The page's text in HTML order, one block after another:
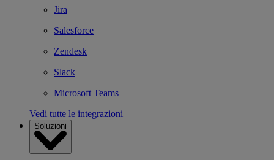
Jira
Salesforce
Zendesk
Slack
Microsoft Teams
Vedi tutte le integrazioni
Soluzioni